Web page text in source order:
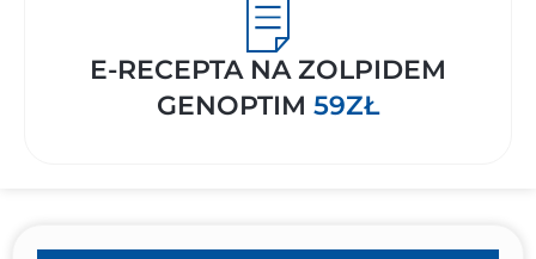
E-RECEPTA NA ZOLPIDEM
GENOPTIM 59ZŁ